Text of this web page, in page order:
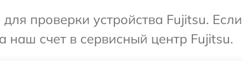
проверки устройства Fujitsu. Если
наш счет в сервисный центр Fujitsu.